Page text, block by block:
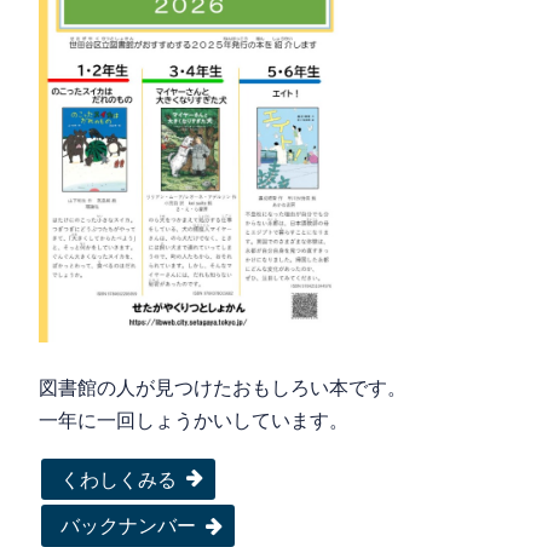
図書館の人が見つけたおもしろい本です。
一年に一回しょうかいしています。
くわしくみる
バックナンバー